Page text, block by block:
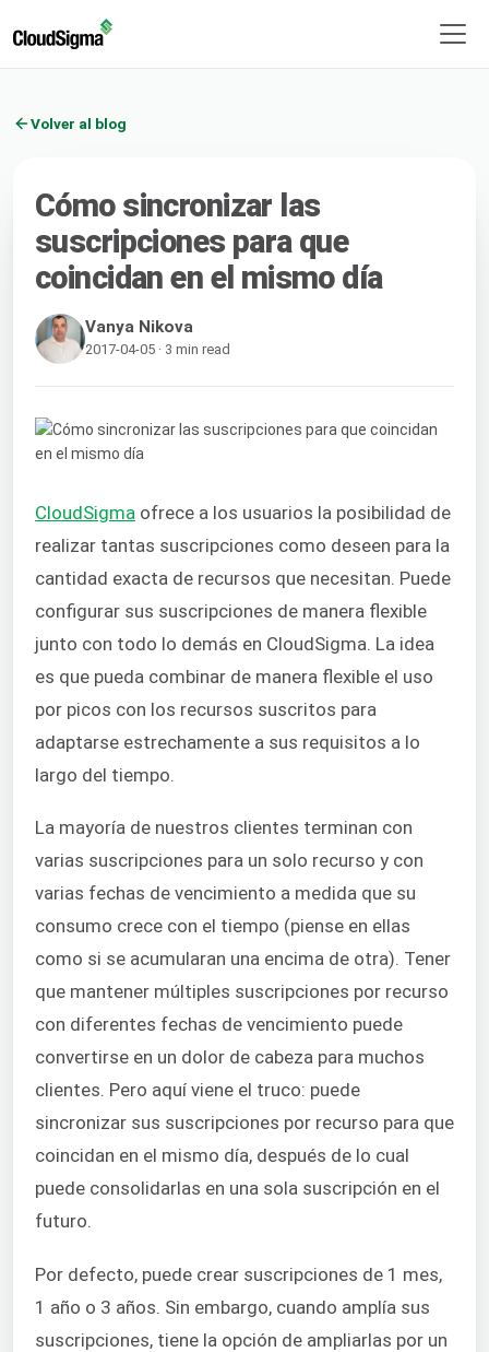
Volver al blog
Cómo sincronizar las
suscripciones para que
coincidan en el mismo día
Vanya Nikova
2017-04-05 · 3 min read
CloudSigma ofrece a los usuarios la posibilidad de
realizar tantas suscripciones como deseen para la
cantidad exacta de recursos que necesitan. Puede
configurar sus suscripciones de manera flexible
junto con todo lo demás en CloudSigma. La idea
es que pueda combinar de manera flexible el uso
por picos con los recursos suscritos para
adaptarse estrechamente a sus requisitos a lo
largo del tiempo.
La mayoría de nuestros clientes terminan con
varias suscripciones para un solo recurso y con
varias fechas de vencimiento a medida que su
consumo crece con el tiempo (piense en ellas
como si se acumularan una encima de otra). Tener
que mantener múltiples suscripciones por recurso
con diferentes fechas de vencimiento puede
convertirse en un dolor de cabeza para muchos
clientes. Pero aquí viene el truco: puede
sincronizar sus suscripciones por recurso para que
coincidan en el mismo día, después de lo cual
puede consolidarlas en una sola suscripción en el
futuro.
Por defecto, puede crear suscripciones de 1 mes,
1 año o 3 años. Sin embargo, cuando amplía sus
suscripciones, tiene la opción de ampliarlas por un